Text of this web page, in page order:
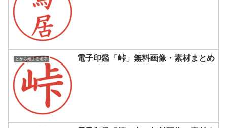
とから始まる名字 電子印鑑「峠」無料画像・素材まとめ